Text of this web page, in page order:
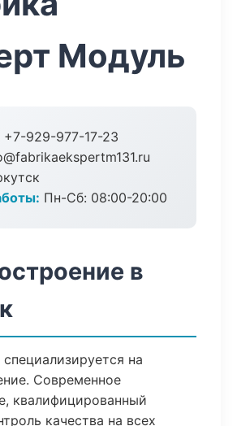
Модуль
+7-929-977-17-23
Пн-Сб: 08:00-20:00
в
на
Современное
квалифицированный
качества на всех